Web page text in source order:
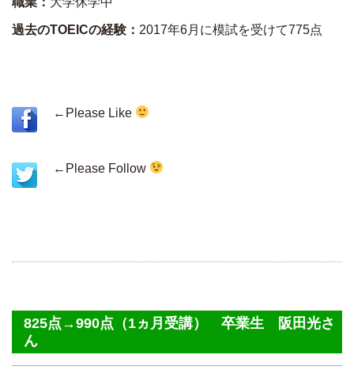
過去のTOEICの経験： 2017年6月に模試を受けて775点
←Please Like
←Please Follow
825点→990点（1ヵ月受講） 卒業生 阪田光さ
ん